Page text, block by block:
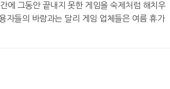
에 그동안 끝내지 못한 게임을 숙제처럼 해치우
자들의 바람과는 달리 게임 업체들은 여름 휴가